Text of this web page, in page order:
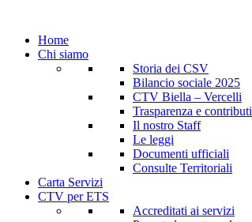
Home
Chi siamo
Storia dei CSV
Bilancio sociale 2025
CTV Biella – Vercelli
Trasparenza e contributi
Il nostro Staff
Le leggi
Documenti ufficiali
Consulte Territoriali
Carta Servizi
CTV per ETS
Accreditati ai servizi